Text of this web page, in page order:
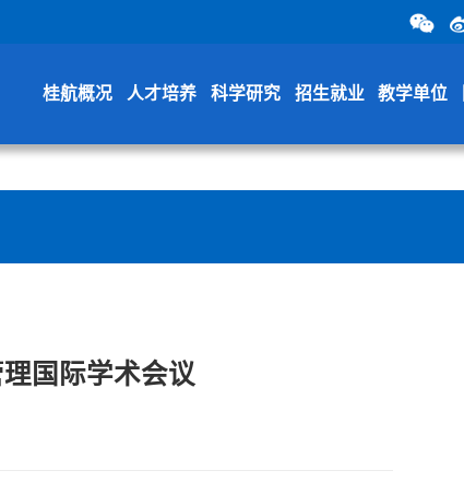
桂航概况 人才培养 科学研究 招生就业 教学单位
国际学术会议